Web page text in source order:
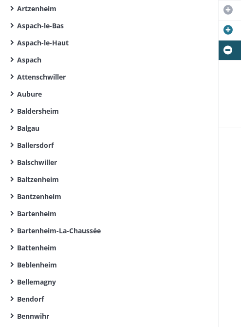
Artzenheim
Aspach-le-Bas
Aspach-le-Haut
Aspach
Attenschwiller
Aubure
Baldersheim
Balgau
Ballersdorf
Balschwiller
Baltzenheim
Bantzenheim
Bartenheim
Bartenheim-La-Chaussée
Battenheim
Beblenheim
Bellemagny
Bendorf
Bennwihr